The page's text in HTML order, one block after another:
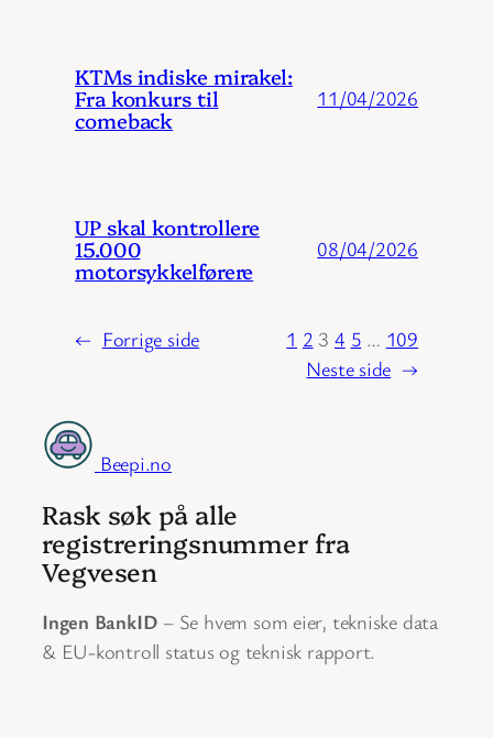
KTMs indiske mirakel:
Fra konkurs til
comeback
11/04/2026
UP skal kontrollere
15.000
motorsykkelførere
08/04/2026
← Forrige side 1 2 3 4 5 … 109
Neste side →
Beepi.no
Rask søk på alle
registreringsnummer fra
Vegvesen
Ingen BankID – Se hvem som eier, tekniske data
& EU-kontroll status og teknisk rapport.